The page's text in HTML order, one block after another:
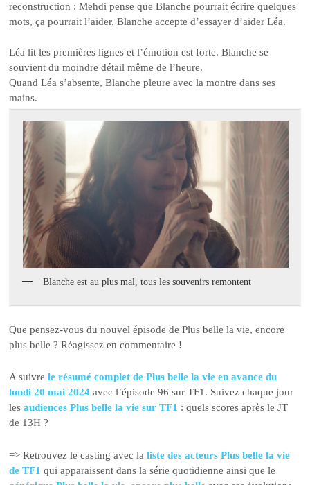
reconstruction : Mehdi pense que Blanche pourrait écrire quelques
mots, ça pourrait l’aider. Blanche accepte d’essayer d’aider Léa.
Léa lit les premières lignes et l’émotion est forte. Blanche se
souvient du moindre détail même de l’heure.
Quand Léa s’absente, Blanche pleure avec la montre dans ses
mains.
Blanche est au plus mal, tous les souvenirs remontent
Que pensez-vous du nouvel épisode de Plus belle la vie, encore
plus belle ? Réagissez en commentaire !
A suivrele résumé complet de Plus belle la vie en avance du
lundi 20 mai 2024 avec l’épisode 96 sur TF1. Suivez chaque jour
les audiences Plus belle la vie sur TF1 : quels scores après le JT
de 13H ?
=> Retrouvez le casting avec laliste des acteurs Plus belle la vie
de TF1 qui apparaissent dans la série quotidienne ainsi que le